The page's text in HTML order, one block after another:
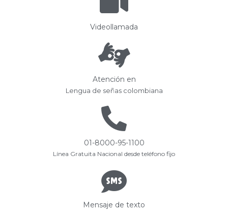
Videollamada
Atención en
Lengua de señas colombiana
01-8000-95-1100
Línea Gratuita Nacional desde teléfono fijo
Mensaje de texto